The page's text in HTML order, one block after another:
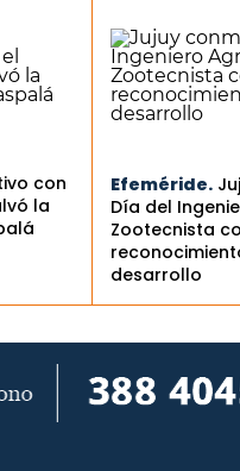
con
la
Efeméride.
Día del
Zootecnista
desarrollo